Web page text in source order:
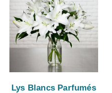
Lys Blancs Parfumés